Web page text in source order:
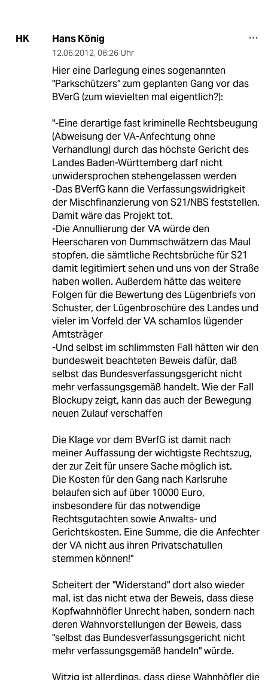
HK Hans König
12.06.2012, 06:26 Uhr
Hier eine Darlegung eines sogenannten
"Parkschützers" zum geplanten Gang vor das
BVerG (zum wievielten mal eigentlich?):
"-Eine derartige fast kriminelle Rechtsbeugung
(Abweisung der VA-Anfechtung ohne
Verhandlung) durch das höchste Gericht des
Landes Baden-Württemberg darf nicht
unwidersprochen stehengelassen werden
-Das BVerfG kann die Verfassungswidrigkeit
der Mischfinanzierung von S21/NBS feststellen.
Damit wäre das Projekt tot.
-Die Annullierung der VA würde den
Heerscharen von Dummschwätzern das Maul
stopfen, die sämtliche Rechtsbrüche für S21
damit legitimiert sehen und uns von der Straße
haben wollen. Außerdem hätte das weitere
Folgen für die Bewertung des Lügenbriefs von
Schuster, der Lügenbroschüre des Landes und
vieler im Vorfeld der VA schamlos lügender
Amtsträger
-Und selbst im schlimmsten Fall hätten wir den
bundesweit beachteten Beweis dafür, daß
selbst das Bundesverfassungsgericht nicht
mehr verfassungsgemäß handelt. Wie der Fall
Blockupy zeigt, kann das auch der Bewegung
neuen Zulauf verschaffen
Die Klage vor dem BVerfG ist damit nach
meiner Auffassung der wichtigste Rechtszug,
der zur Zeit für unsere Sache möglich ist.
Die Kosten für den Gang nach Karlsruhe
belaufen sich auf über 10000 Euro,
insbesondere für das notwendige
Rechtsgutachten sowie Anwalts- und
Gerichtskosten. Eine Summe, die die Anfechter
der VA nicht aus ihren Privatschatullen
stemmen können!"
Scheitert der "Widerstand" dort also wieder
mal, ist das nicht etwa der Beweis, dass diese
Kopfwahnhöfler Unrecht haben, sondern nach
deren Wahnvorstellungen der Beweis, dass
"selbst das Bundesverfassungsgericht nicht
mehr verfassungsgemäß handeln" würde.
Witzig ist allerdings, dass diese Wahnhöfler die